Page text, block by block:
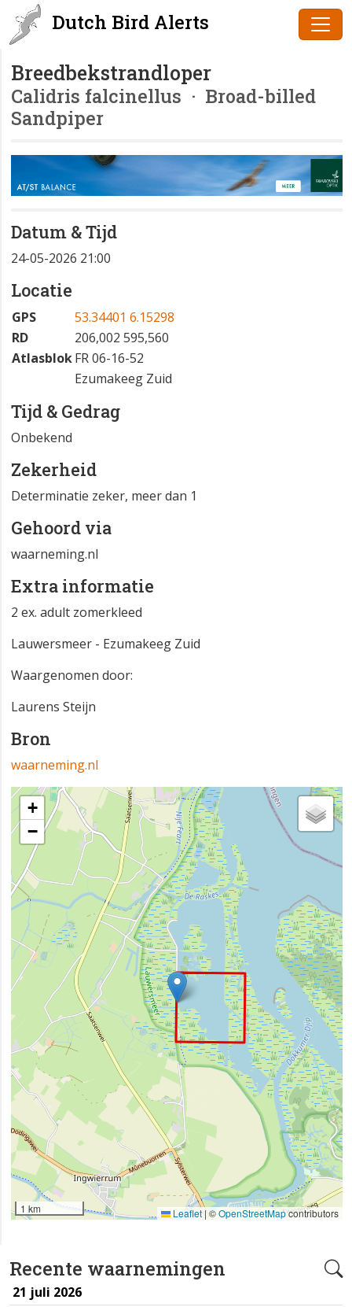
Dutch Bird Alerts
Recente waarnemingen
21 juli 2026
Breedbekstrandloper
Calidris falcinellus · Broad-billed
Sandpiper
Datum & Tijd
24-05-2026 21:00
Locatie
GPS
53.34401 6.15298
RD
206,002 595,560
AtlasblokFR 06-16-52
Ezumakeeg Zuid
Tijd & Gedrag
Onbekend
Zekerheid
Determinatie zeker, meer dan 1
Gehoord via
waarneming.nl
Extra informatie
2 ex. adult zomerkleed
Lauwersmeer - Ezumakeeg Zuid
Waargenomen door:
Laurens Steijn
Bron
waarneming.nl
+
−
1 km Leaflet|©OpenStreetMapcontributors